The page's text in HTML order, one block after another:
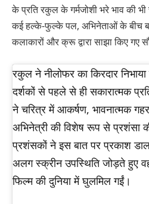
के प्रति रकुल के गर्मजोशी भरे भाव की
कई हल्के-फुल्के पल, अभिनेताओं के बीच
कलाकारों और क्रू द्वारा साझा किए गए
रकुल ने नीलोफर का किरदार
दर्शकों से पहले से ही सकारात्मक
ने चरित्र में आकर्षण, भावनात्मक
अभिनेत्री की विशेष रूप से प्रशंसा
प्रशंसकों ने इस बात पर प्रकाश
अलग स्क्रीन उपस्थिति जोड़ते हुए
फिल्म की दुनिया में घुलमिल गईं।